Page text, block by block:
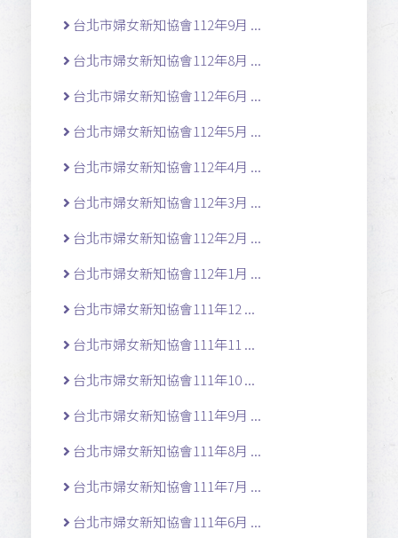
台北市婦女新知協會112年9月 ...
台北市婦女新知協會112年8月 ...
台北市婦女新知協會112年6月 ...
台北市婦女新知協會112年5月 ...
台北市婦女新知協會112年4月 ...
台北市婦女新知協會112年3月 ...
台北市婦女新知協會112年2月 ...
台北市婦女新知協會112年1月 ...
台北市婦女新知協會111年12 ...
台北市婦女新知協會111年11 ...
台北市婦女新知協會111年10 ...
台北市婦女新知協會111年9月 ...
台北市婦女新知協會111年8月 ...
台北市婦女新知協會111年7月 ...
台北市婦女新知協會111年6月 ...